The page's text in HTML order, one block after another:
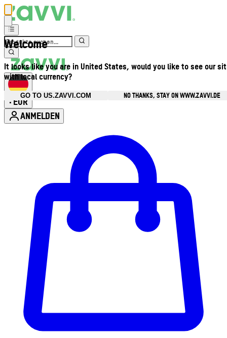
Welcome
It looks like you are in United States, would you like to see our
with local currency?
GO TO US.ZAVVI.COM
NO THANKS, STAY ON WWW.ZAVVI.DE
• EUR
ANMELDEN